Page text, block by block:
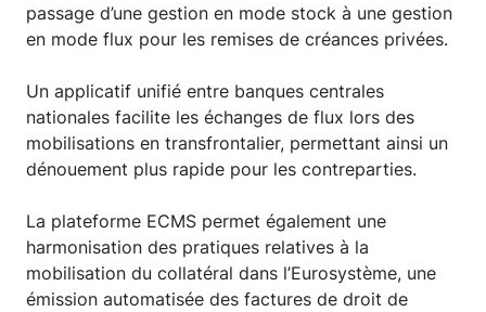
passage d’une gestion en mode stock à une gestion
en mode flux pour les remises de créances privées.
Un applicatif unifié entre banques centrales
nationales facilite les échanges de flux lors des
mobilisations en transfrontalier, permettant ainsi un
dénouement plus rapide pour les contreparties.
La plateforme ECMS permet également une
harmonisation des pratiques relatives à la
mobilisation du collatéral dans l’Eurosystème, une
émission automatisée des factures de droit de